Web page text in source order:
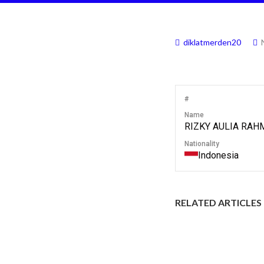
diklatmerden20
#
Name
RIZKY AULIA
Nationality
Indonesia
RELATED ARTICLES